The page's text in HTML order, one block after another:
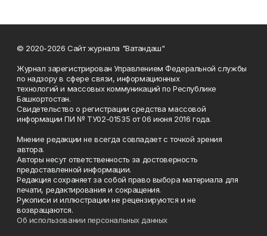
© 2020-2026 Сайт журнала "Ватандаш"
Журнал зарегистрирован Управлением Федеральной службы
по надзору в сфере связи, информационных
технологий и массовых коммуникаций по Республике
Башкортостан.
Свидетельство о регистрации средства массовой
информации ПИ № ТУ02-01535 от 06 июня 2016 года.
Мнение редакции не всегда совпадает с точкой зрения
автора.
Авторы несут ответственность за достоверность
предоставленной информации.
Редакция сохраняет за собой право выбора материала для
печати, редактирования и сокращения.
Рукописи и иллюстрации не рецензируются и не
возвращаются.
Об использовании персональных данных